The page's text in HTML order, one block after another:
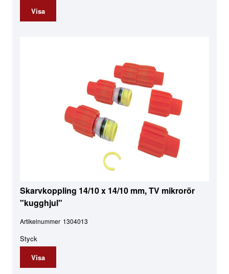
Visa
Skarvkoppling 14/10 x 14/10 mm, TV mikrorör
"kugghjul"
Artikelnummer 1304013
Styck
Visa